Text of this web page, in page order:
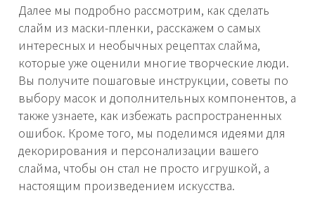
Далее мы подробно рассмотрим, как сделать
слайм из маски-пленки, расскажем о самых
интересных и необычных рецептах слайма,
которые уже оценили многие творческие люди.
Вы получите пошаговые инструкции, советы по
выбору масок и дополнительных компонентов, а
также узнаете, как избежать распространенных
ошибок. Кроме того, мы поделимся идеями для
декорирования и персонализации вашего
слайма, чтобы он стал не просто игрушкой, а
настоящим произведением искусства.